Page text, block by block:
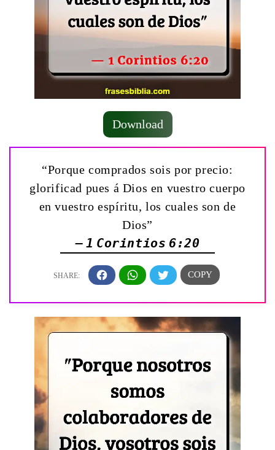
Download
“Porque comprados sois por precio:
glorificad pues á Dios en vuestro cuerpo
en vuestro espíritu, los cuales son de
Dios”
— 1 Corintios 6:20